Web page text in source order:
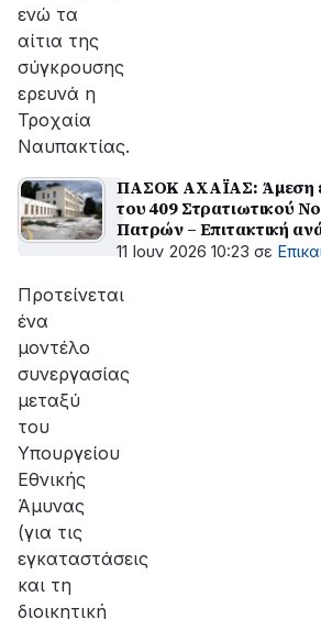
ενώ τα
αίτια της
σύγκρουσης
ερευνά η
Τροχαία
Ναυπακτίας.
ΠΑΣΟΚ ΑΧΑΪΑΣ: Άμεση επαναλειτουργία
του 409 Στρατιωτικού
Πατρών – Επιτακτική
και την ασφάλεια της
11 Ιουν 2026 10:23 σε
Προτείνεται
ένα
μοντέλο
συνεργασίας
μεταξύ
του
Υπουργείου
Εθνικής
Άμυνας
(για τις
εγκαταστάσεις
και τη
διοικητική